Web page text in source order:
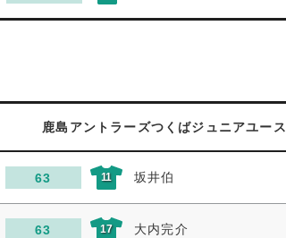
鹿島アントラーズつくばジュニアユース
63 11 坂井伯
63 17 大内完介